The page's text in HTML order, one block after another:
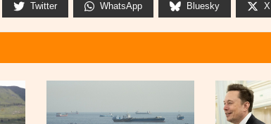
Twitter WhatsApp Bluesky X